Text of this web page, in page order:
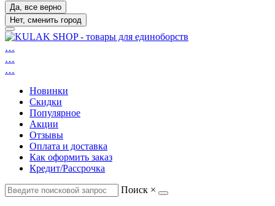
Да, все верно
Нет, сменить город
…
…
…
Новинки
Скидки
Популярное
Акции
Отзывы
Оплата и доставка
Как оформить заказ
Кредит/Рассрочка
Поиск ×